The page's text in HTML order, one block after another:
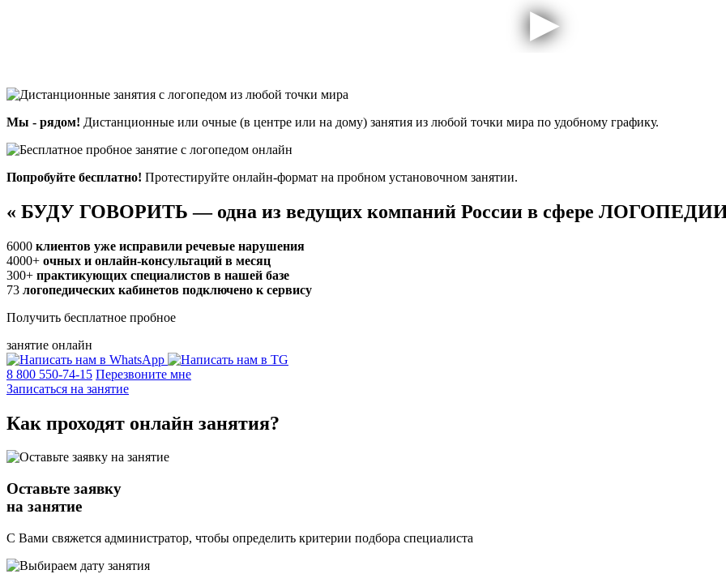
Мы - рядом! Дистанционные или очные (в центре или на дому) занятия из любой точки мира по удобному графику.
Попробуйте бесплатно! Протестируйте онлайн-формат на пробном установочном занятии.
« БУДУ ГОВОРИТЬ — одна из ведущих компаний России в сфере
6000 клиентов уже исправили речевые нарушения
4000+ очных и онлайн-консультаций в месяц
300+ практикующих специалистов в нашей базе
73 логопедических кабинетов подключено к сервису
Получить бесплатное пробное
занятие онлайн
8 800 550-74-15 Перезвоните мне
Записаться на занятие
Как проходят онлайн занятия?
Оставьте заявку
на занятие
С Вами свяжется администратор, чтобы определить критерии подбора специалиста